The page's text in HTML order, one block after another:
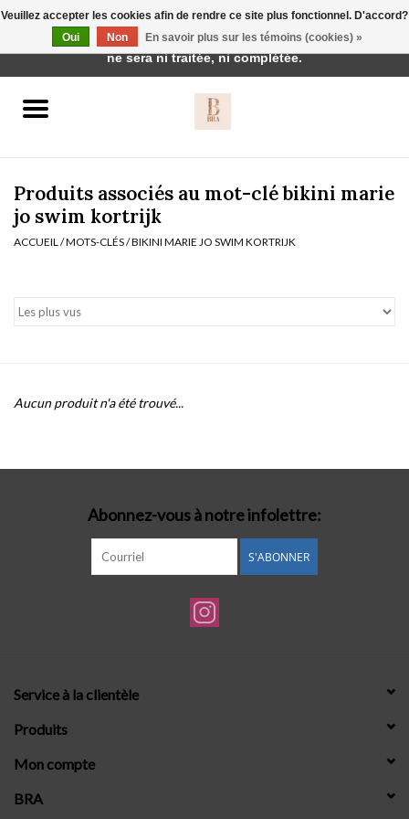
vêtements de nuit
Badmode
Produits associés au mot-clé bikini marie
jo swim kortrijk
ACCUEIL /MOTS-CLÉS/BIKINI MARIE JO SWIM KORTRIJK
Aucun produit n'a été trouvé...
Abonnez-vous à notre infolettre:
S'ABONNER
Service à la clientèle
Produits
Mon compte
BRA
Veuillez accepter les cookies afin de rendre ce site plus fonctionnel. D'accord?
Oui
Non En savoir plus sur les témoins (cookies) »
Cette boutique est en construction. Toute commande passée
ne sera ni traitée, ni complétée.